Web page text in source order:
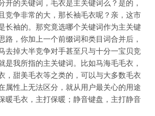
开的关键词，毛衣是主关键词么？是的，
竞争非常的大，那长袖毛衣呢？亲，这市
长袖的。那究竟选哪个关键词作为主关键
路，你加上一个前缀词和类目词合并后，
去掉大半竞争对手甚至只与十分一宝贝竞
是我所指的主关键词。比如马海毛毛衣，
，甜美毛衣等之类的，可以与大多数毛衣
属性上无法区分，就从用户最关心的用途
暖毛衣，主打保暖；静音键盘，主打静音